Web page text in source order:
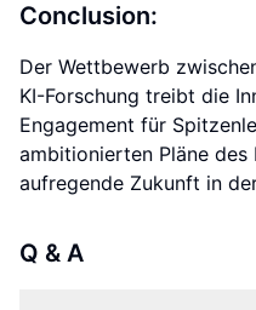
Conclusion:
Der Wettbewerb
KI-Forschung treibt die
Engagement für
ambitionierten Pläne des
aufregende Zukunft in
Q & A